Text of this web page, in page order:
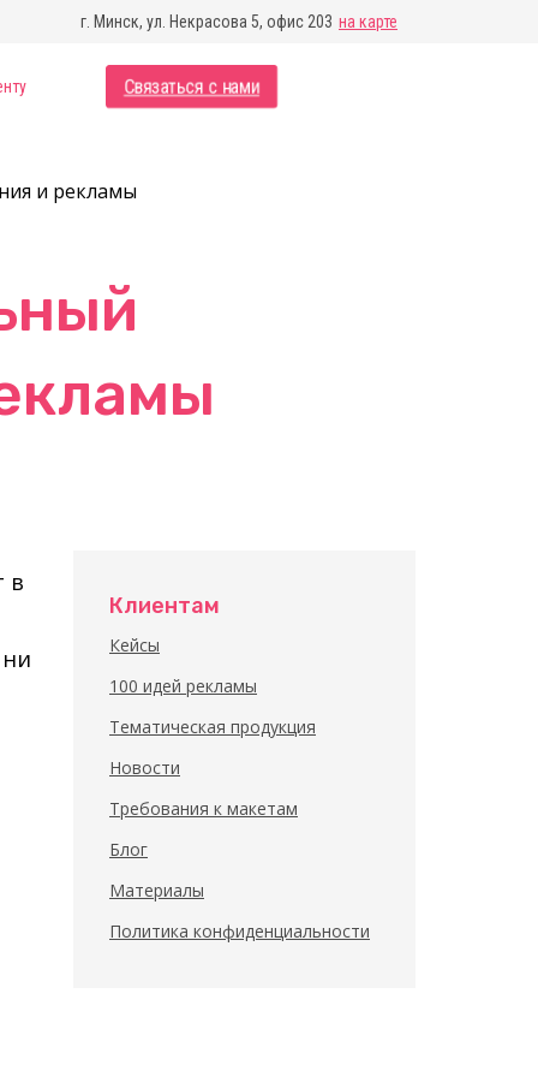
г. Минск, ул. Некрасова 5, офис 203 на карте
Связаться с нами
и рекламы
в
Клиентам
Кейсы
100 идей рекламы
Тематическая продукция
Новости
Требования к макетам
Блог
Материалы
Политика конфиденциальности